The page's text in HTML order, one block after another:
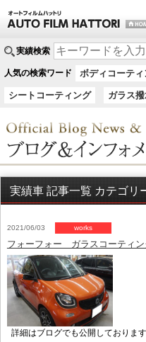
実績検索
人気の検索ワード ボディコーティ
シートコーティング ガラス
実績車 記事一覧 カテゴリ
2021/06/03 works
フォーフォー ガラスコーティン
詳細はブログでも公開しておりま